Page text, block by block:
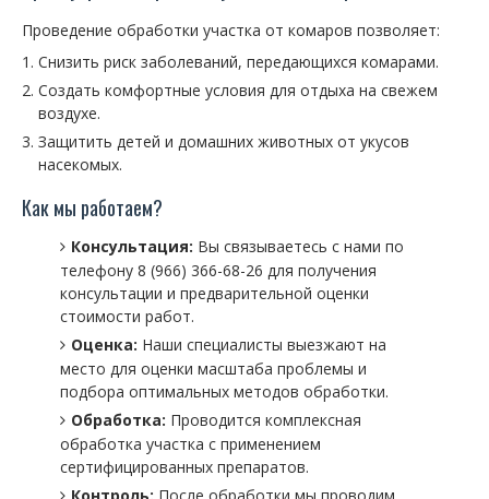
Проведение обработки участка от комаров позволяет:
Снизить риск заболеваний, передающихся комарами.
Создать комфортные условия для отдыха на свежем
воздухе.
Защитить детей и домашних животных от укусов
насекомых.
Как мы работаем?
Консультация: Вы связываетесь с нами по
телефону 8 (966) 366-68-26 для получения
консультации и предварительной оценки
стоимости работ.
Оценка: Наши специалисты выезжают на
место для оценки масштаба проблемы и
подбора оптимальных методов обработки.
Обработка: Проводится комплексная
обработка участка с применением
сертифицированных препаратов.